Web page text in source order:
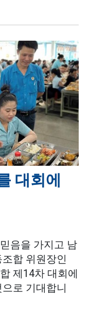
대회에
음을 가지고 남
합 위원장인
제14차 대회에
으로 기대합니